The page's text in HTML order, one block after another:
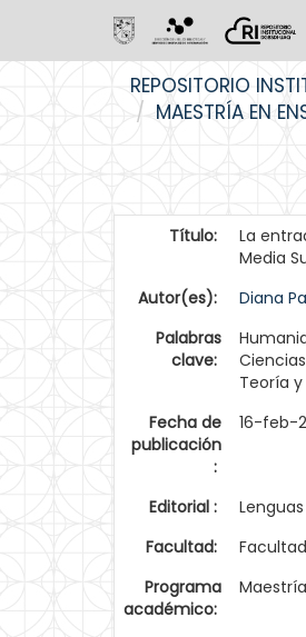
REPOSITORIO
MAESTRÍA EN
Título:
La
Media
Autor(es):
Diana
Palabras
clave:
Teoría
Fecha de
publicación
:
16-feb-
Editorial :
Facultad:
Programa
académico: